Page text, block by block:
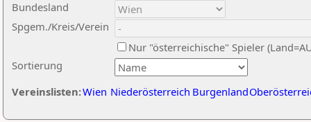
Sortierung
Bundesland
Spgem./Kreis/Verein
Nur "österreichische" Spieler
Vereinslisten:Wien Niederösterreich Burgenland